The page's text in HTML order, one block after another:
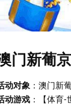
门新葡京
动对象 ：澳门新
动游戏 ：【体育-